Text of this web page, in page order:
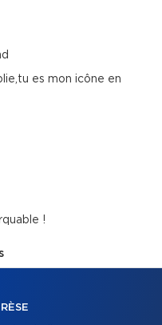
es mon icône en
!